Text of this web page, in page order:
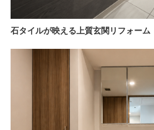
石タイルが映える上質玄関リフォーム